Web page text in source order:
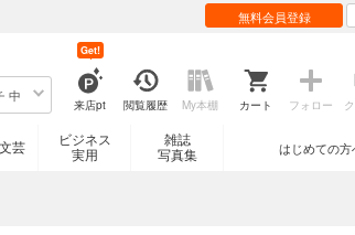
無料会員登録
中
来店pt
Get!
閲覧履歴 My本棚 カート フォロー
芸
ビジネス
実用
雑誌
写真集
はじめての方